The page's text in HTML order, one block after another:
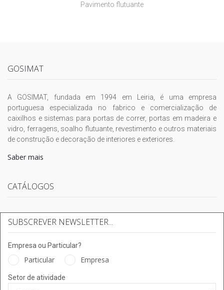
Pavimento flutuante
GOSIMAT
A GOSIMAT, fundada em 1994 em Leiria, é uma empresa
portuguesa especializada no fabrico e comercialização de
caixilhos e sistemas para portas de correr, portas em madeira e
vidro, ferragens, soalho flutuante, revestimento e outros materiais
de construção e decoração de interiores e exteriores.
Saber mais
CATÁLOGOS
SUBSCREVER NEWSLETTER...
Empresa ou Particular?
Particular Empresa
Setor de atividade